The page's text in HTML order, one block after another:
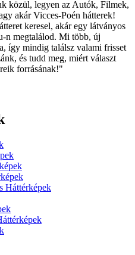
közül, legyen az Autók, Filmek,
akár Vicces-Poén hátterek!
keresel, akár egy látványos
n megtalálod. Mi több, új
így mindig találsz valami frisset
és tudd meg, miért választ
forrásának!"
Háttérképek